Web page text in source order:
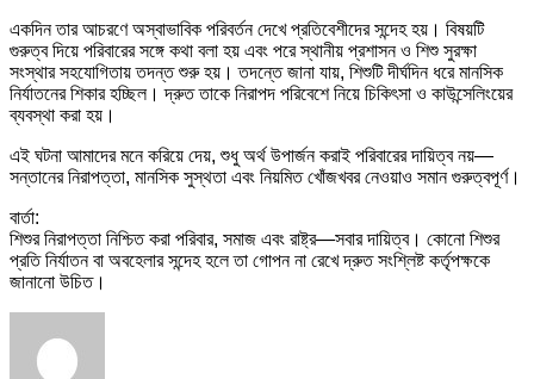
একদিন তার আচরণে অস্বাভাবিক পরিবর্তন দেখে প্রতিবেশীদের সন্দেহ হয়। বিষয়টি
গুরুত্ব দিয়ে পরিবারের সঙ্গে কথা বলা হয় এবং পরে স্থানীয় প্রশাসন ও শিশু সুরক্ষা
সংস্থার সহযোগিতায় তদন্ত শুরু হয়। তদন্তে জানা যায়, শিশুটি দীর্ঘদিন ধরে মানসিক
নির্যাতনের শিকার হচ্ছিল। দ্রুত তাকে নিরাপদ পরিবেশে নিয়ে চিকিৎসা ও কাউন্সেলিংয়ের
ব্যবস্থা করা হয়।
এই ঘটনা আমাদের মনে করিয়ে দেয়, শুধু অর্থ উপার্জন করাই পরিবারের দায়িত্ব নয়—
সন্তানের নিরাপত্তা, মানসিক সুস্থতা এবং নিয়মিত খোঁজখবর নেওয়াও সমান গুরুত্বপূর্ণ।
বার্তা:
শিশুর নিরাপত্তা নিশ্চিত করা পরিবার, সমাজ এবং রাষ্ট্র—সবার দায়িত্ব। কোনো শিশুর
প্রতি নির্যাতন বা অবহেলার সন্দেহ হলে তা গোপন না রেখে দ্রুত সংশ্লিষ্ট কর্তৃপক্ষকে
জানানো উচিত।